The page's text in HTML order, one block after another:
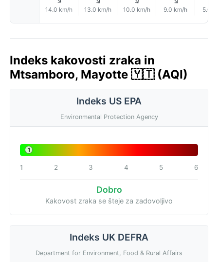
14.0 km/h 13.0 km/h 10.0 km/h 9.0 km/h 5.0
Indeks kakovosti zraka in
Mtsamboro, Mayotte 🇾🇹 (AQI)
Indeks US EPA
Environmental Protection Agency
1
1 2 3 4 5 6
Dobro
Kakovost zraka se šteje za zadovoljivo
Indeks UK DEFRA
Department for Environment, Food & Rural Affairs